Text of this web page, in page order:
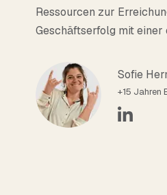
Ressourcen zur
Geschäftserfolg mit einer
Sofie
+15 Jahren